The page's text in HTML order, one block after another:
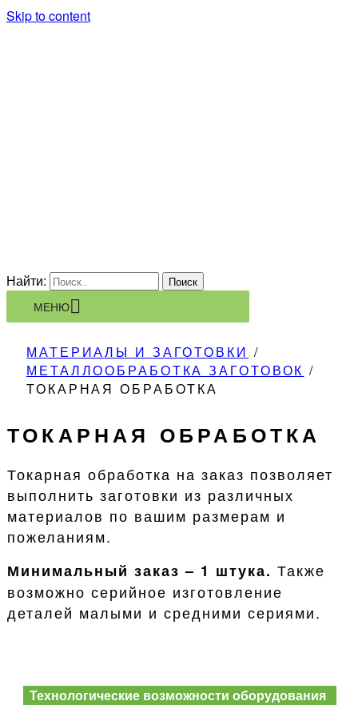
Skip to content
Найти:
МЕНЮ
МАТЕРИАЛЫ И ЗАГОТОВКИ /
МЕТАЛЛООБРАБОТКА ЗАГОТОВОК /
ТОКАРНАЯ ОБРАБОТКА
ТОКАРНАЯ ОБРАБОТКА
Токарная обработка на заказ позволяет
выполнить заготовки из различных
материалов по вашим размерам и
пожеланиям.
Минимальный заказ – 1 штука. Также
возможно серийное изготовление
деталей малыми и средними сериями.
Технологические возможности оборудования